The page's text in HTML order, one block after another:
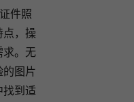
件照
点，操
求。无
图片
找到适